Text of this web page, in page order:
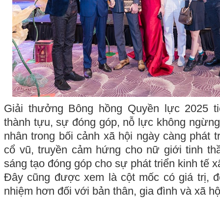
Giải thưởng Bông hồng Quyền lực 2025
thành tựu, sự đóng góp, nỗ lực không
nhân trong bối cảnh xã hội ngày càng phát
cổ vũ, truyền cảm hứng cho nữ giới tinh
sáng tạo đóng góp cho sự phát triển kinh tế
Đây cũng được xem là cột mốc có giá trị,
nhiệm hơn đối với bản thân, gia đình và xã